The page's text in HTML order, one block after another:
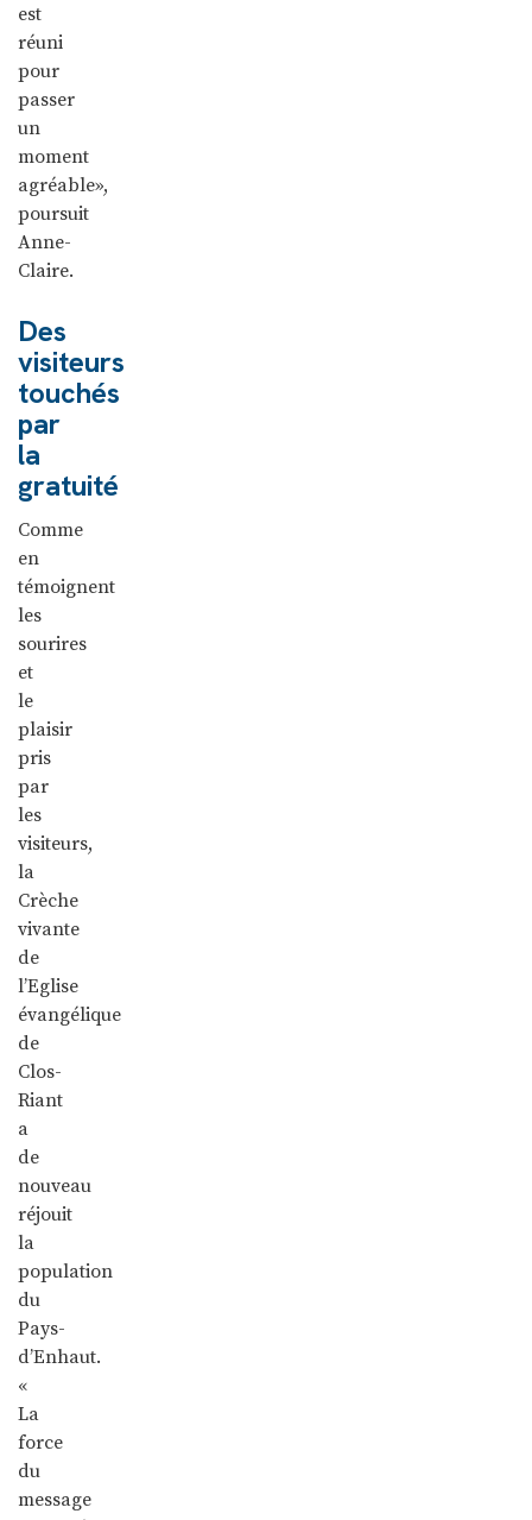
est
réuni
pour
passer
un
moment
agréable»,
poursuit
Anne-
Claire.
Des
visiteurs
touchés
par
la
gratuité
Comme
en
témoignent
les
sourires
et
le
plaisir
pris
par
les
visiteurs,
la
Crèche
vivante
de
l’Eglise
évangélique
de
Clos-
Riant
a
de
nouveau
réjouit
la
population
du
Pays-
d’Enhaut.
«
La
force
du
message